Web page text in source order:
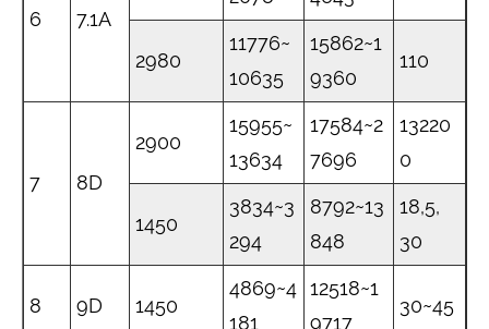
6 7.1A
2980
11776~
10635
15862~1
9360
110
7 8D
2900
15955~
13634
17584~2
7696
13220
0
1450
3834~3
294
8792~13
848
18,5,
30
8 9D 1450
4869~4
181
12518~1
9717
30~45